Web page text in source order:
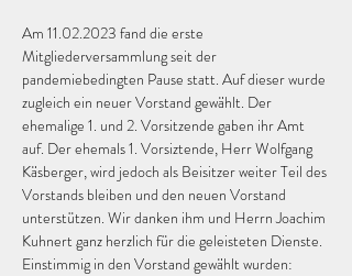
Am 11.02.2023 fand die erste
Mitgliederversammlung seit der
pandemiebedingten Pause statt. Auf dieser wurde
zugleich ein neuer Vorstand gewählt. Der
ehemalige 1. und 2. Vorsitzende gaben ihr Amt
auf. Der ehemals 1. Vorsiztende, Herr Wolfgang
Käsberger, wird jedoch als Beisitzer weiter Teil des
Vorstands bleiben und den neuen Vorstand
unterstützen. Wir danken ihm und Herrn Joachim
Kuhnert ganz herzlich für die geleisteten Dienste.
Einstimmig in den Vorstand gewählt wurden: